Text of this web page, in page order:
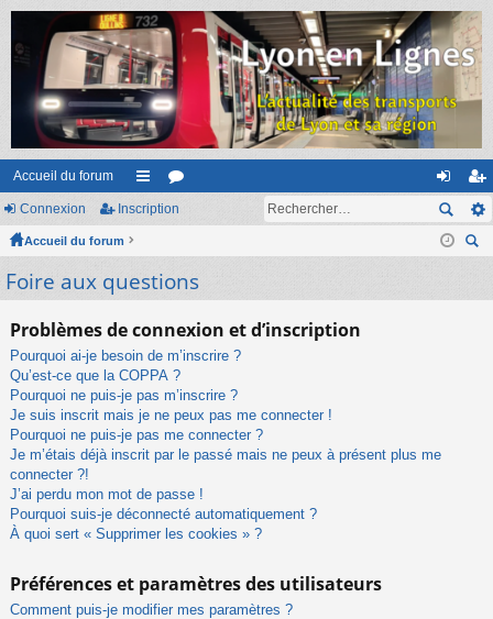
Accueil du forum
ac
ur
s
or
m
on
ne
ns
cri
Connexion Inscription
Accueil du forum
Foire aux questions
Problèmes de connexion et d’inscription
Pourquoi ai-je besoin de m’inscrire ?
Qu’est-ce que la COPPA ?
Pourquoi ne puis-je pas m’inscrire ?
Je suis inscrit mais je ne peux pas me connecter !
Pourquoi ne puis-je pas me connecter ?
Je m’étais déjà inscrit par le passé mais ne peux à présent plus me
connecter ?!
J’ai perdu mon mot de passe !
Pourquoi suis-je déconnecté automatiquement ?
À quoi sert « Supprimer les cookies » ?
Préférences et paramètres des utilisateurs
Comment puis-je modifier mes paramètres ?